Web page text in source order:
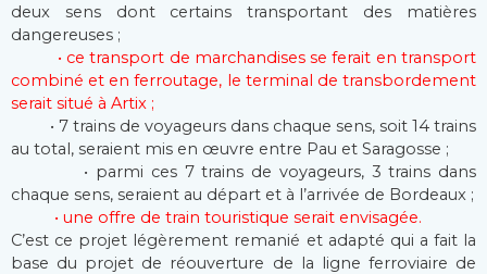
deux sens dont certains transportant des matières
dangereuses ;
• ce transport de marchandises se ferait en transport
combiné et en ferroutage, le terminal de transbordement
serait situé à Artix ;
• 7 trains de voyageurs dans chaque sens, soit 14 trains
au total, seraient mis en œuvre entre Pau et Saragosse ;
• parmi ces 7 trains de voyageurs, 3 trains dans
chaque sens, seraient au départ et à l’arrivée de Bordeaux ;
• une offre de train touristique serait envisagée.
C’est ce projet légèrement remanié et adapté qui a fait la
base du projet de réouverture de la ligne ferroviaire de